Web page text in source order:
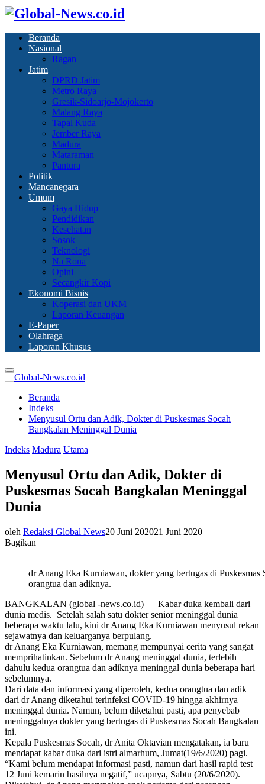
Beranda
Nasional
Ragan
Jatim
DPRD Jatim
Metro Raya
Gresik-Sidoarjo-Mojokerto
Malang Raya
Tapal Kuda
Jember Raya
Madura
Mataraman
Pantura
Politik
Mancanegara
Umum
Gaya Hidup
Pendidikan
Kesehatan
Sosok
Teknologi
Na Rona
Opini
Secangkir Kopi
Ekonomi Bisnis
Koperasi dan UKM
Laporan Keuangan
E-Paper
Olahraga
Laporan Khusus
Primary
Menu
Beranda
Indeks
Menyusul Ortu dan Adik, Dokter di Puskesmas Socah
Bangkalan Meninggal Dunia
Indeks Madura Utama
Menyusul Ortu dan Adik, Dokter di
Puskesmas Socah Bangkalan Meninggal
Dunia
oleh Redaksi Global News20 Juni 202021 Juni 2020
Bagikan
dr Anang Eka Kurniawan, dokter yang bertugas di
orangtua dan adiknya.
BANGKALAN (global -news.co.id) — Kabar duka kembali dari
dunia medis. Setelah salah satu dokter senior meninggal dunia
beberapa waktu lalu, kini dr Anang Eka Kurniawan menyusul rekan
sejawatnya dan keluarganya berpulang.
dr Anang Eka Kurniawan, memang mempunyai cerita yang sangat
memprihatinkan. Sebelum dr Anang meninggal dunia, terlebih
dahulu kedua orangtua dan adiknya meninggal dunia beberapa hari
sebelumnya.
Dari data dan informasi yang diperoleh, kedua orangtua dan adik
dari dr Anang diketahui terinfeksi COVID-19 hingga akhirnya
meninggal dunia. Namun, belum diketahui pasti, apa penyebab
meninggalnya dokter yang bertugas di Puskesmas Socah Bangkalan
ini.
Kepala Puskesmas Socah, dr Anita Oktavian mengatakan, ia baru
mendapat kabar duka dari istri almarhum, Jumat(19/6/2020) pagi.
“Kami belum mendapat informasi pasti, namun dari hasil rapid test
12 Juni kemarin hasilnya negatif,” ucapnya, Sabtu (20/6/2020).